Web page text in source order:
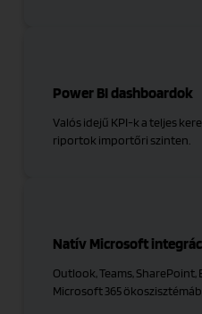
Power BI dashboardok
Valós idejű KPI-k a teljes
riportok importőri szinten.
Natív Microsoft
Outlook, Teams, SharePoint,
Microsoft 365